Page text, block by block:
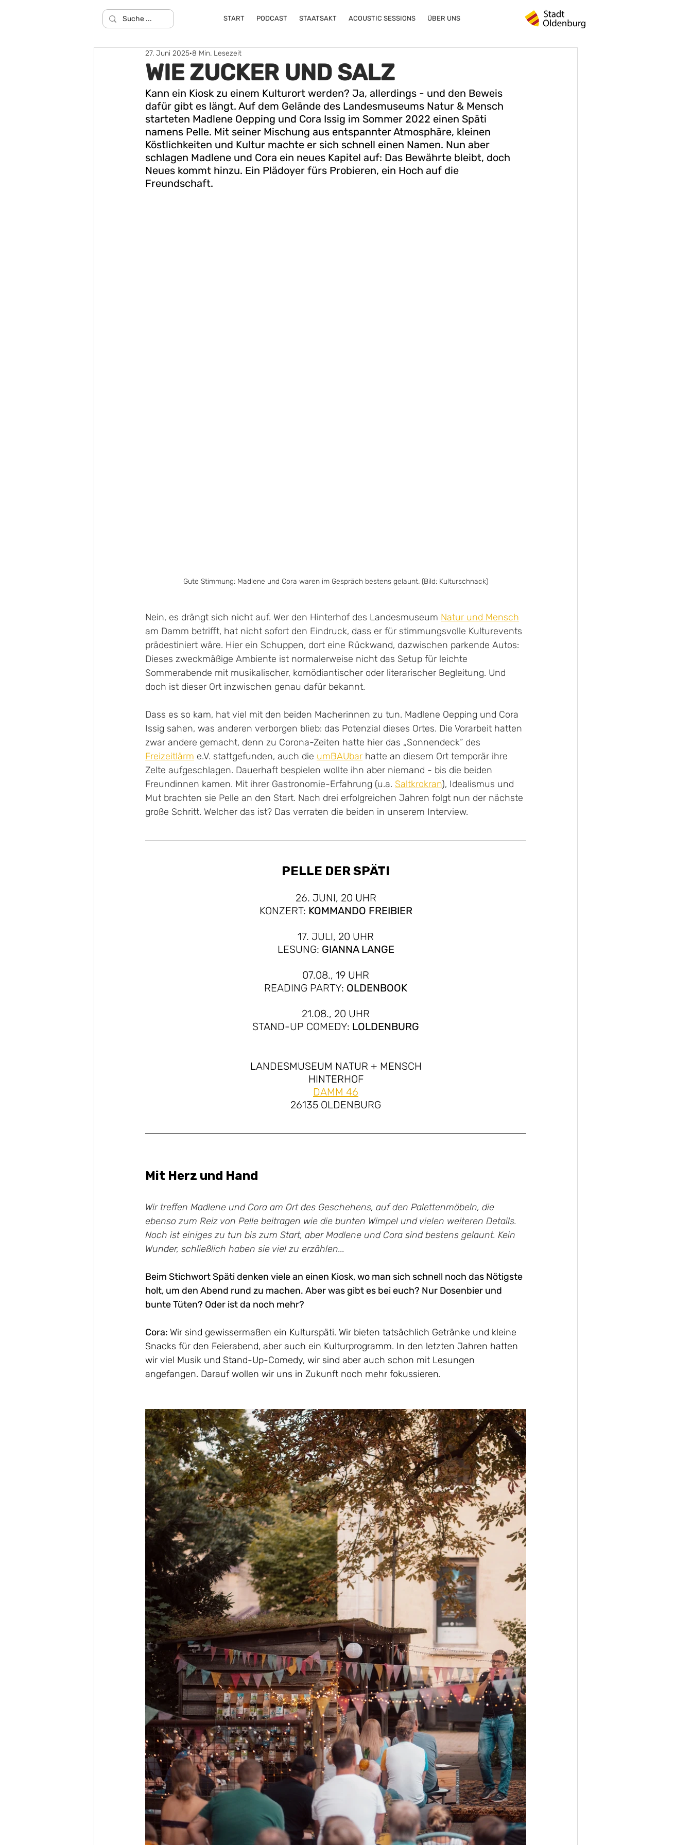
START PODCAST STAATSAKT ACOUSTIC SESSIONS ÜBER UNS
WIE ZUCKER UND SALZ
27. Juni 2025 8 Min. Lesezeit
Kann ein Kiosk zu einem Kulturort werden? Ja, allerdings - und den Beweis
dafür gibt es längt. Auf dem Gelände des Landesmuseums Natur & Mensch
starteten Madlene Oepping und Cora Issig im Sommer 2022 einen Späti
namens Pelle. Mit seiner Mischung aus entspannter Atmosphäre, kleinen
Köstlichkeiten und Kultur machte er sich schnell einen Namen. Nun aber
schlagen Madlene und Cora ein neues Kapitel auf: Das Bewährte bleibt, doch
Neues kommt hinzu. Ein Plädoyer fürs Probieren, ein Hoch auf die
Freundschaft.
Gute Stimmung: Madlene und Cora waren im Gespräch bestens gelaunt. (Bild: Kulturschnack)
Nein, es drängt sich nicht auf. Wer den Hinterhof des Landesmuseum Natur und Mensch
am Damm betrifft, hat nicht sofort den Eindruck, dass er für stimmungsvolle Kulturevents
prädestiniert wäre. Hier ein Schuppen, dort eine Rückwand, dazwischen parkende Autos:
Dieses zweckmäßige Ambiente ist normalerweise nicht das Setup für leichte
Sommerabende mit musikalischer, komödiantischer oder literarischer Begleitung. Und
doch ist dieser Ort inzwischen genau dafür bekannt.
Dass es so kam, hat viel mit den beiden Macherinnen zu tun. Madlene Oepping und Cora
Issig sahen, was anderen verborgen blieb: das Potenzial dieses Ortes. Die Vorarbeit hatten
zwar andere gemacht, denn zu Corona-Zeiten hatte hier das „Sonnendeck“ des
Freizeitlärm e.V. stattgefunden, auch die umBAUbar hatte an diesem Ort temporär ihre
Zelte aufgeschlagen. Dauerhaft bespielen wollte ihn aber niemand - bis die beiden
Freundinnen kamen. Mit ihrer Gastronomie-Erfahrung (u.a. Saltkrokran), Idealismus und
Mut brachten sie Pelle an den Start. Nach drei erfolgreichen Jahren folgt nun der nächste
große Schritt. Welcher das ist? Das verraten die beiden in unserem Interview.
PELLE DER SPÄTI
26. JUNI, 20 UHR
KONZERT: KOMMANDO FREIBIER
17. JULI, 20 UHR
LESUNG: GIANNA LANGE
07.08., 19 UHR
READING PARTY: OLDENBOOK
21.08., 20 UHR
STAND-UP COMEDY: LOLDENBURG
LANDESMUSEUM NATUR + MENSCH
HINTERHOF
DAMM 46
26135 OLDENBURG
Mit Herz und Hand
Wir treffen Madlene und Cora am Ort des Geschehens, auf den Palettenmöbeln, die
ebenso zum Reiz von Pelle beitragen wie die bunten Wimpel und vielen weiteren Details.
Noch ist einiges zu tun bis zum Start, aber Madlene und Cora sind bestens gelaunt. Kein
Wunder, schließlich haben sie viel zu erzählen...
Beim Stichwort Späti denken viele an einen Kiosk, wo man sich schnell noch das Nötigste
holt, um den Abend rund zu machen. Aber was gibt es bei euch? Nur Dosenbier und
bunte Tüten? Oder ist da noch mehr?
Cora: Wir sind gewissermaßen ein Kulturspäti. Wir bieten tatsächlich Getränke und kleine
Snacks für den Feierabend, aber auch ein Kulturprogramm. In den letzten Jahren hatten
wir viel Musik und Stand-Up-Comedy, wir sind aber auch schon mit Lesungen
angefangen. Darauf wollen wir uns in Zukunft noch mehr fokussieren.